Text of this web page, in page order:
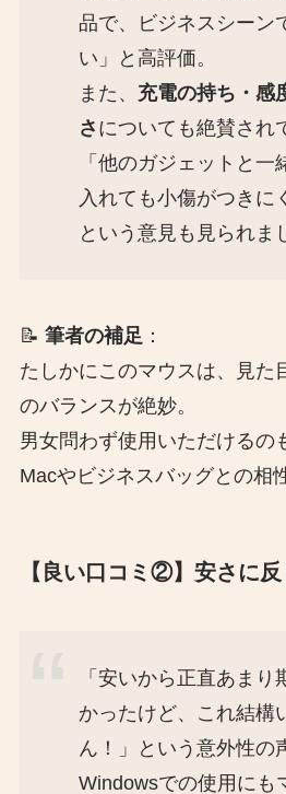
品で、ビジネスシーン
い」と高評価。
また、 充電の持ち・感
さ についても絶賛され
「他のガジェットと一
入れても小傷がつきに
という意見も見られま
📝 筆者の補足：
たしかにこのマウスは、見た
のバランスが絶妙。
男女問わず使用いただけるの
Macやビジネスバッグとの相
【良い口コミ②】安さに
「安いから正直あまり
かったけど、これ結構
ん！」という意外性の
Windowsでの使用にも